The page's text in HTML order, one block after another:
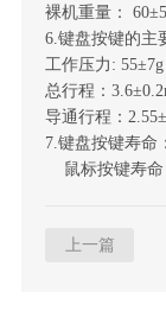
裸机重量：
6.键盘按键的主
工作压力: 55±7g
总行程：
导通行程：
7.键盘按键寿命
鼠标按键寿命
上一篇